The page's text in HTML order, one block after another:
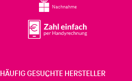
Nachnahme
HÄUFIG GESUCHTE HERSTELLER